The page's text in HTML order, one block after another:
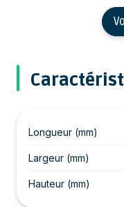
Longueur (mm)
Largeur (mm)
Hauteur (mm)